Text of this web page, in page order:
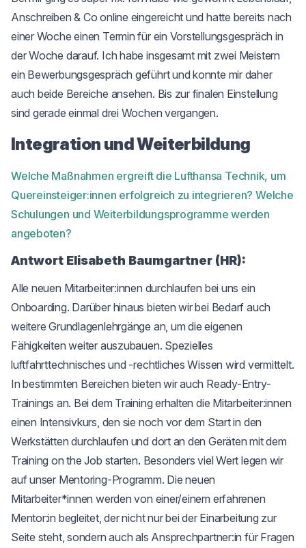
Anschreiben & Co online eingereicht und hatte bereits nach
einer Woche einen Termin für ein Vorstellungsgespräch in
der Woche darauf. Ich habe insgesamt mit zwei Meistern
ein Bewerbungsgespräch geführt und konnte mir daher
auch beide Bereiche ansehen. Bis zur finalen Einstellung
sind gerade einmal drei Wochen vergangen.
Integration und Weiterbildung
Welche Maßnahmen ergreift die Lufthansa Technik, um
Quereinsteiger:innen erfolgreich zu integrieren? Welche
Schulungen und Weiterbildungsprogramme werden
angeboten?
Antwort Elisabeth Baumgartner (HR):
Alle neuen Mitarbeiter:innen durchlaufen bei uns ein
Onboarding. Darüber hinaus bieten wir bei Bedarf auch
weitere Grundlagenlehrgänge an, um die eigenen
Fähigkeiten weiter auszubauen. Spezielles
luftfahrttechnisches und -rechtliches Wissen wird vermittelt.
In bestimmten Bereichen bieten wir auch Ready-Entry-
Trainings an. Bei dem Training erhalten die Mitarbeiter:innen
einen Intensivkurs, den sie noch vor dem Start in den
Werkstätten durchlaufen und dort an den Geräten mit dem
Training on the Job starten. Besonders viel Wert legen wir
auf unser Mentoring-Programm. Die neuen
Mitarbeiter*innen werden von einer/einem erfahrenen
Mentor:in begleitet, der nicht nur bei der Einarbeitung zur
Seite steht, sondern auch als Ansprechpartner:in für Fragen